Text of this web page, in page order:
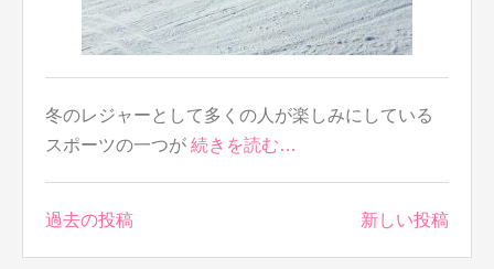
冬のレジャーとして多くの人が楽しみにしている
スポーツの一つが 続きを読む…
投
過去の投稿 新しい投稿